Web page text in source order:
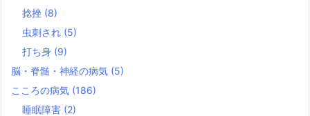
捻挫 (8)
虫刺され (5)
打ち身 (9)
脳・脊髄・神経の病気 (5)
こころの病気 (186)
睡眠障害 (2)